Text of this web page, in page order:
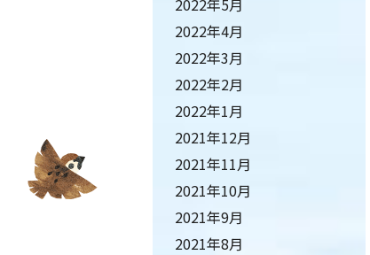
2022年5月
2022年4月
2022年3月
2022年2月
2022年1月
2021年12月
2021年11月
2021年10月
2021年9月
2021年8月